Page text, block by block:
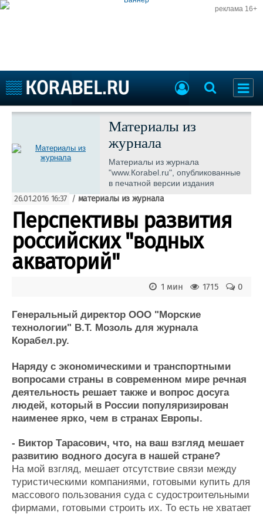
реклама 16+
Судостроение
Пресс-релизы
Яхты и катера
Еще
Судостроение
Пульс
Новости
Крюинг
Журнал
Реклама
Торговая площадка
Доска объявлений
Продажа флота
Услуги
Конференции
Выставки и семинары
Личности
Флот
Галерея флота
Форум
Все службы
Материалы из
журнала
Материалы из журнала
"www.Коrаbеl.ru", опубликованные
в печатной версии издания
26.01.2016 16:37 / материалы из журнала
Перспективы развития
российских "водных
акваторий"
0
1715
1 мин
Генеральный директор ООО "Морские
технологии" В.Т. Мозоль для журнала
Корабел.ру.
Наряду с экономическими и транспортными
вопросами страны в современном мире речная
деятельность решает также и вопрос досуга
людей, который в России популяризирован
наименее ярко, чем в странах Европы.
- Виктор Тарасович, что, на ваш взгляд мешает
развитию водного досуга в нашей стране?
На мой взгляд, мешает отсутствие связи между
туристическими компаниями, готовыми купить для
массового пользования суда с судостроительными
фирмами, готовыми строить их. То есть не хватает